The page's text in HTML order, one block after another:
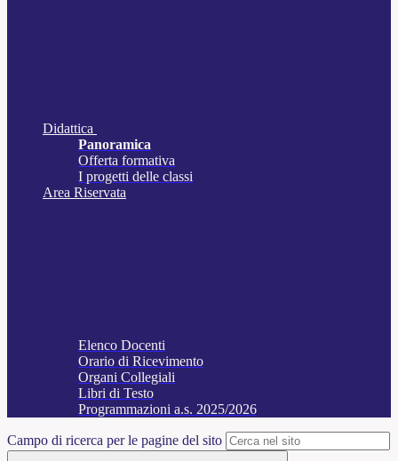
Didattica
Panoramica
Offerta formativa
I progetti delle classi
Area Riservata
Elenco Docenti
Orario di Ricevimento
Organi Collegiali
Libri di Testo
Programmazioni a.s. 2025/2026
Campo di ricerca per le pagine del sito